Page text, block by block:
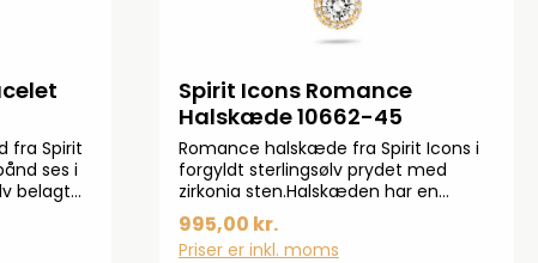
fra Spirit
ses i
belagt
19
Spirit Icons Romance
Halskæde 10662-45
Romance halskæde fra Spirit Icons i
forgyldt sterlingsølv prydet med
zirkonia sten.Halskæden har en
længde på 45 cm.
995,00 kr.
Priser er inkl. moms